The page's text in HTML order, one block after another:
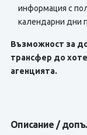
информация с
календарни дни
Възможност за
трансфер до
агенцията.
Описание /